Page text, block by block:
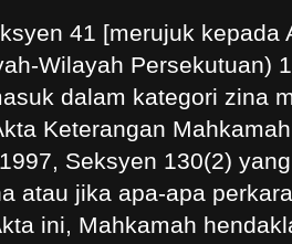
41 [merujuk
Wilayah Persekutuan)
dalam kategori zina
Keterangan
Seksyen 130(2)
atau jika apa-apa
ini, Mahkamah